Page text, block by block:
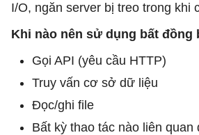
I/O, ngăn server bị treo trong khi
Khi nào nên sử dụng bất đồng
Gọi API (yêu cầu HTTP)
Truy vấn cơ sở dữ liệu
Đọc/ghi file
Bất kỳ thao tác nào liên